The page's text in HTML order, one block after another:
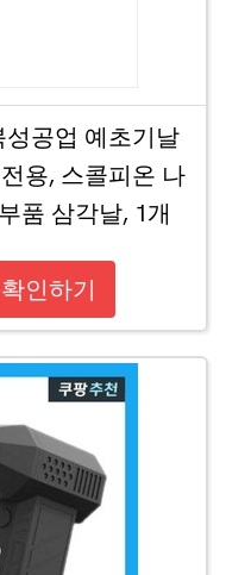
공업 예초기날
용, 스콜피온 나
품 삼각날, 1개
인하기